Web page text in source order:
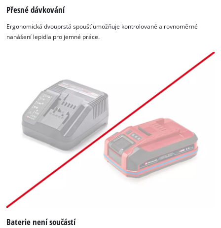
Přesné dávkování
Ergonomická dvouprstá spoušť umožňuje kontrolované a rovnoměrné
nanášení lepidla pro jemné práce.
Baterie není součástí